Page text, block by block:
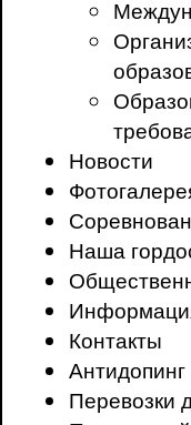
Новости
Наша
Контакты
Антидопинг
Перевозки